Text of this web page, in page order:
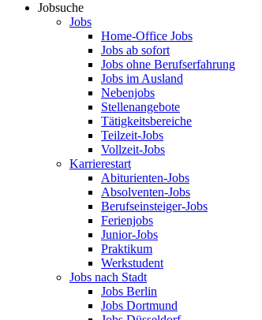
Jobsuche
Jobs
Home-Office Jobs
Jobs ab sofort
Jobs ohne Berufserfahrung
Jobs im Ausland
Nebenjobs
Stellenangebote
Tätigkeitsbereiche
Teilzeit-Jobs
Vollzeit-Jobs
Karrierestart
Abiturienten-Jobs
Absolventen-Jobs
Berufseinsteiger-Jobs
Ferienjobs
Junior-Jobs
Praktikum
Werkstudent
Jobs nach Stadt
Jobs Berlin
Jobs Dortmund